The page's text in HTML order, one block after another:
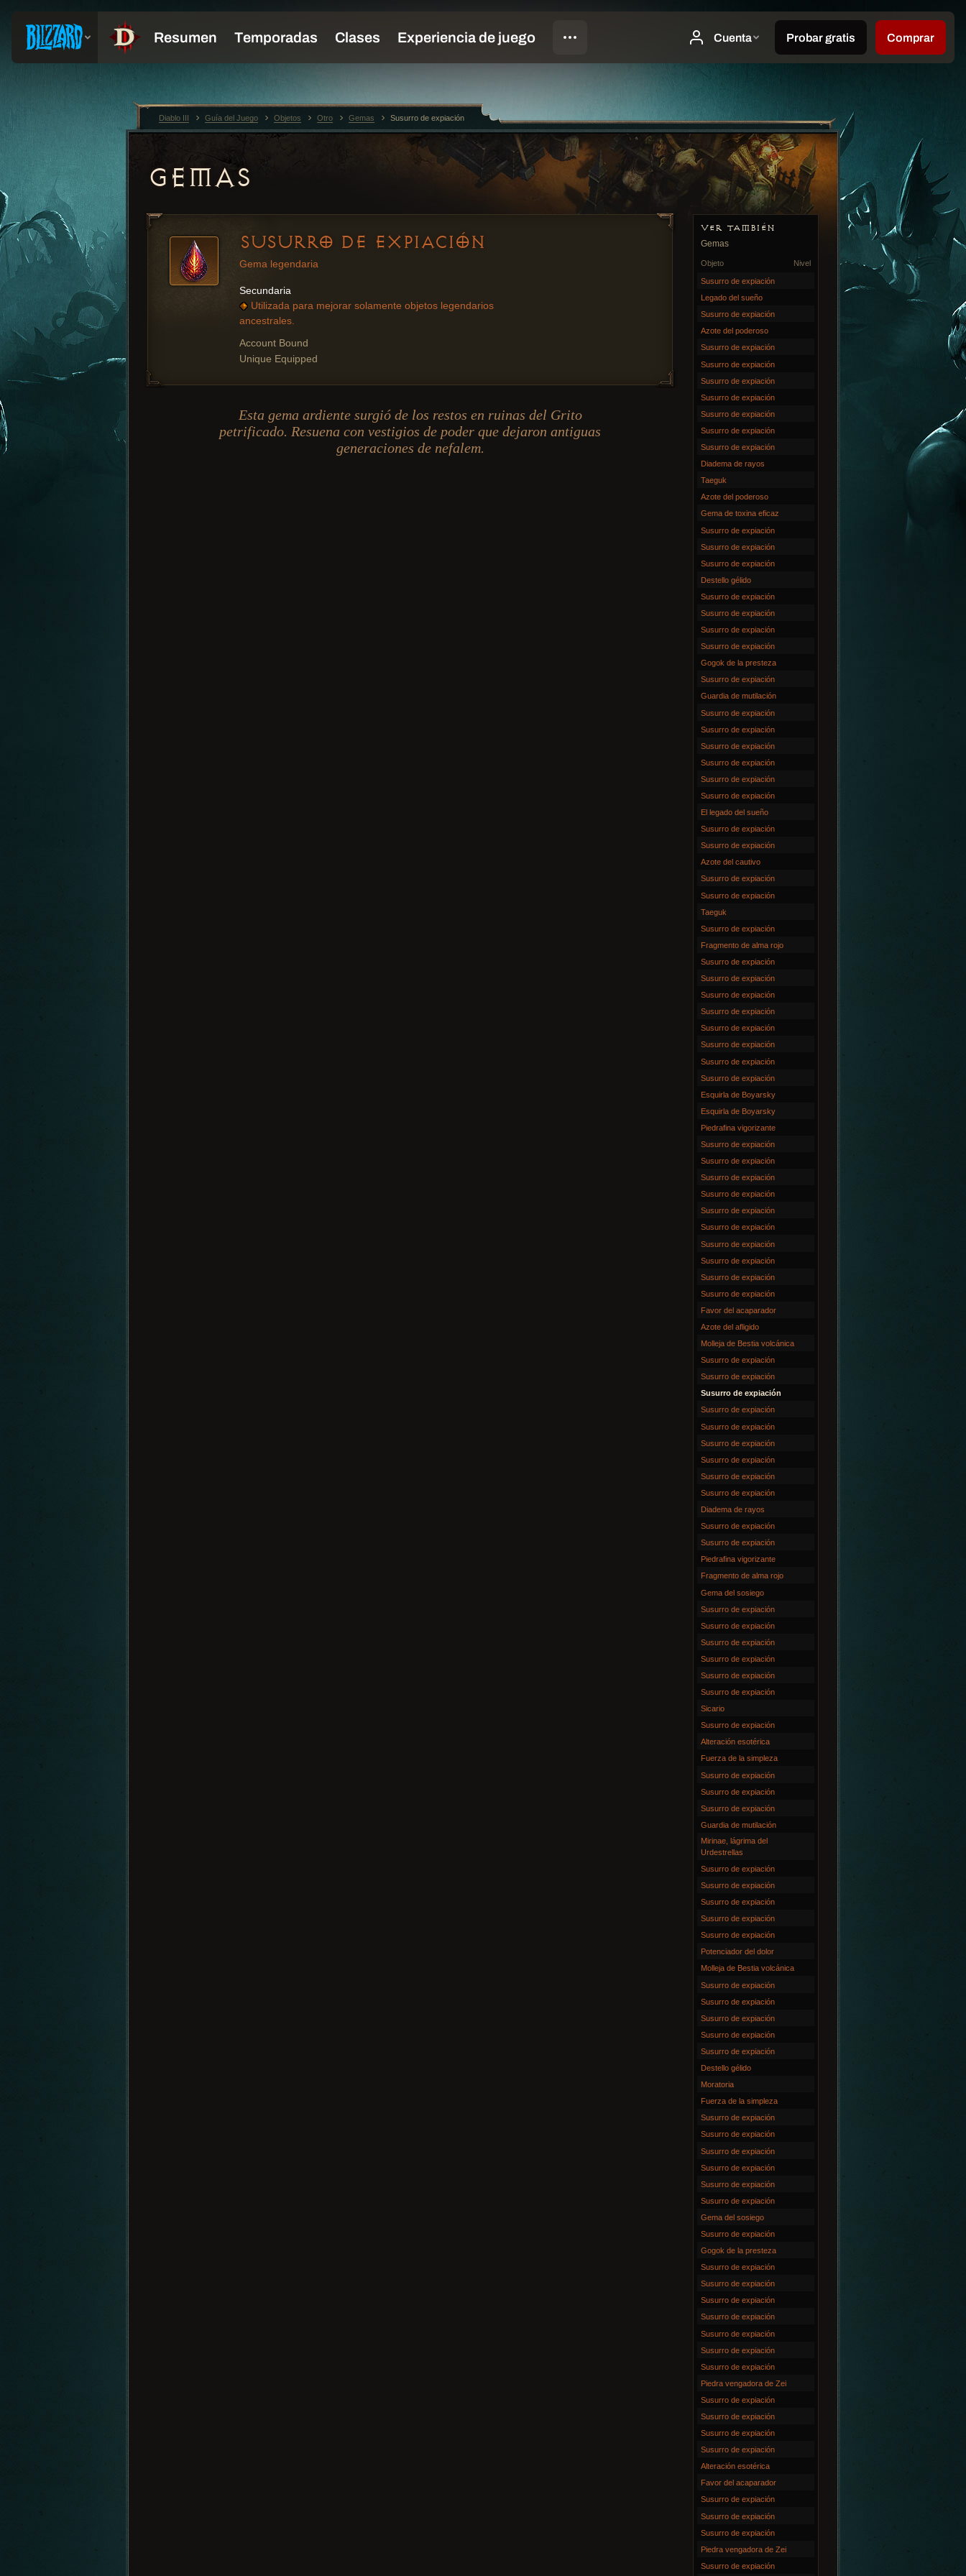
GEMAS
VER TAMBIÉN
Gemas
Nivel
Objeto
Susurro de expiación
Legado del sueño
Susurro de expiación
Azote del poderoso
Susurro de expiación
Susurro de expiación
Susurro de expiación
Susurro de expiación
Susurro de expiación
Susurro de expiación
Susurro de expiación
Diadema de rayos
Taeguk
Azote del poderoso
Gema de toxina eficaz
Susurro de expiación
Susurro de expiación
Susurro de expiación
Destello gélido
Susurro de expiación
Susurro de expiación
Susurro de expiación
Susurro de expiación
Gogok de la presteza
Susurro de expiación
Guardia de mutilación
Susurro de expiación
Susurro de expiación
Susurro de expiación
Susurro de expiación
Susurro de expiación
Susurro de expiación
El legado del sueño
Susurro de expiación
Susurro de expiación
Azote del cautivo
Susurro de expiación
Susurro de expiación
Taeguk
Susurro de expiación
Fragmento de alma rojo
Susurro de expiación
Susurro de expiación
Susurro de expiación
Susurro de expiación
Susurro de expiación
Susurro de expiación
Susurro de expiación
Susurro de expiación
Esquirla de Boyarsky
Esquirla de Boyarsky
Piedrafina vigorizante
Susurro de expiación
Susurro de expiación
Susurro de expiación
Susurro de expiación
Susurro de expiación
Susurro de expiación
Susurro de expiación
Susurro de expiación
Susurro de expiación
Susurro de expiación
Favor del acaparador
Azote del afligido
Molleja de Bestia volcánica
Susurro de expiación
Susurro de expiación
Susurro de expiación
Susurro de expiación
Susurro de expiación
Susurro de expiación
Susurro de expiación
Susurro de expiación
Susurro de expiación
Diadema de rayos
Susurro de expiación
Susurro de expiación
Piedrafina vigorizante
Fragmento de alma rojo
Gema del sosiego
Susurro de expiación
Susurro de expiación
Susurro de expiación
Susurro de expiación
Susurro de expiación
Susurro de expiación
Sicario
Susurro de expiación
Alteración esotérica
Fuerza de la simpleza
Susurro de expiación
Susurro de expiación
Susurro de expiación
Guardia de mutilación
Mirinae, lágrima del
Urdestrellas
Susurro de expiación
Susurro de expiación
Susurro de expiación
Susurro de expiación
Susurro de expiación
Potenciador del dolor
Molleja de Bestia volcánica
Susurro de expiación
Susurro de expiación
Susurro de expiación
Susurro de expiación
Susurro de expiación
Destello gélido
Moratoria
Fuerza de la simpleza
Susurro de expiación
Susurro de expiación
Susurro de expiación
Susurro de expiación
Susurro de expiación
Susurro de expiación
Gema del sosiego
Susurro de expiación
Gogok de la presteza
Susurro de expiación
Susurro de expiación
Susurro de expiación
Susurro de expiación
Susurro de expiación
Susurro de expiación
Susurro de expiación
Piedra vengadora de Zei
Susurro de expiación
Susurro de expiación
Susurro de expiación
Susurro de expiación
Alteración esotérica
Favor del acaparador
Susurro de expiación
Susurro de expiación
Susurro de expiación
Piedra vengadora de Zei
Susurro de expiación
SUSURRO DE EXPIACIÓN
Gema legendaria
Secundaria
Utilizada para mejorar solamente objetos legendarios
ancestrales.
Account Bound
Unique Equipped
Esta gema ardiente surgió de los restos en ruinas del Grito
petrificado. Resuena con vestigios de poder que dejaron antiguas
generaciones de nefalem.
Diablo III Guía del Juego Objetos Otro Gemas Susurro de expiación